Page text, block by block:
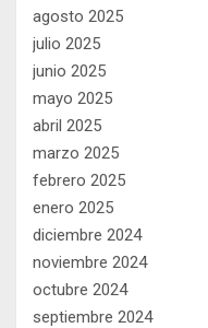
agosto 2025
julio 2025
junio 2025
mayo 2025
abril 2025
marzo 2025
febrero 2025
enero 2025
diciembre 2024
noviembre 2024
octubre 2024
septiembre 2024